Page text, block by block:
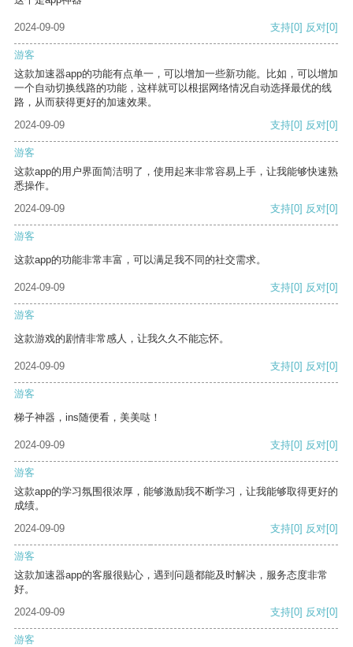
2024-09-09 支持[0] 反对[0]
游客
这款加速器app的功能有点单一，可以增加一些新功能。比如，可以增加
一个自动切换线路的功能，这样就可以根据网络情况自动选择最优的线
路，从而获得更好的加速效果。
2024-09-09
支持[0] 反对[0]
游客
这款app的用户界面简洁明了，使用起来非常容易上手，让我能够快速熟
悉操作。
2024-09-09
支持[0] 反对[0]
游客
这款app的功能非常丰富，可以满足我不同的社交需求。
2024-09-09 支持[0] 反对[0]
游客
这款游戏的剧情非常感人，让我久久不能忘怀。
2024-09-09 支持[0] 反对[0]
游客
梯子神器，ins随便看，美美哒！
2024-09-09 支持[0] 反对[0]
游客
这款app的学习氛围很浓厚，能够激励我不断学习，让我能够取得更好的
成绩。
2024-09-09
支持[0] 反对[0]
游客
这款加速器app的客服很贴心，遇到问题都能及时解决，服务态度非常
好。
2024-09-09
支持[0] 反对[0]
游客